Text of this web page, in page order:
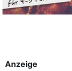
Anzeige